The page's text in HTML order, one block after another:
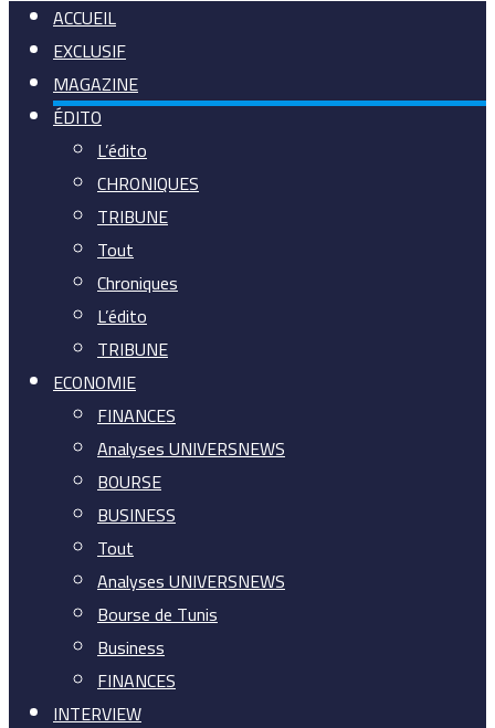
ACCUEIL
EXCLUSIF
MAGAZINE
ÉDITO
L’édito
CHRONIQUES
TRIBUNE
Tout
Chroniques
L’édito
TRIBUNE
ECONOMIE
FINANCES
Analyses UNIVERSNEWS
BOURSE
BUSINESS
Tout
Analyses UNIVERSNEWS
Bourse de Tunis
Business
FINANCES
INTERVIEW